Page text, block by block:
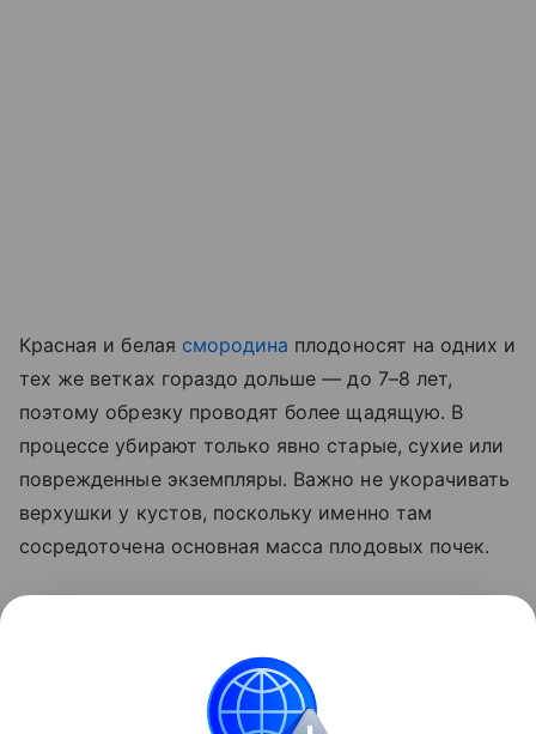
Красная и белая смородина плодоносят на одних и
тех же ветках гораздо дольше — до 7–8 лет,
поэтому обрезку проводят более щадящую. В
процессе убирают только явно старые, сухие или
поврежденные экземпляры. Важно не укорачивать
верхушки у кустов, поскольку именно там
сосредоточена основная масса плодовых почек.
кустам силы восстановиться и уйти в зиму